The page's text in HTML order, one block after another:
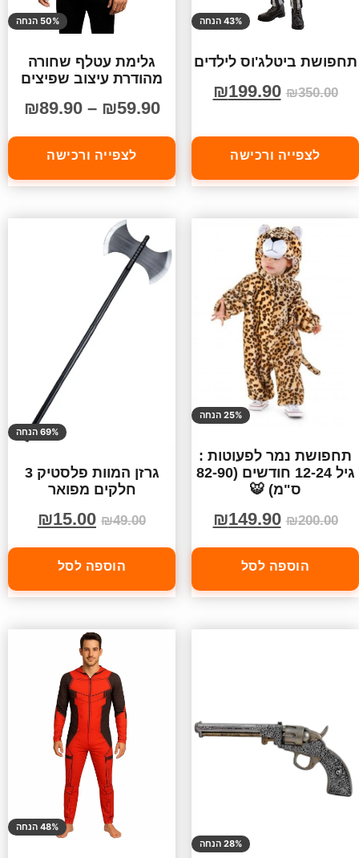
43% הנחה
תחפושת ביטלג'וס לילדים
₪350.00
₪199.90
לצפייה ורכישה
50% הנחה
גלימת עטלף שחורה
מהודרת עיצוב שפיצים
₪59.90
–
₪89.90
לצפייה ורכישה
25% הנחה
תחפושת נמר לפעוטות :
גיל 12-24 חודשים (82-90
ס"מ) 🐯
₪200.00
₪149.90
הוספה לסל
69% הנחה
גרזן המוות פלסטיק 3
חלקים מפואר
₪49.00
₪15.00
הוספה לסל
28% הנחה
48% הנחה